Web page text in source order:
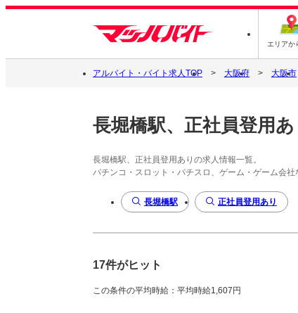
エリアか
アルバイト・バイト求人TOP 大阪府 大阪市
長堀橋駅、正社員登用あ
長堀橋駅、正社員登用ありの求人情報一覧。
パチンコ・スロット・パチスロ、ゲーム・ゲーム会
長堀橋駅 正社員登用あり
17件がヒット
この条件の平均時給：平均時給1,607円